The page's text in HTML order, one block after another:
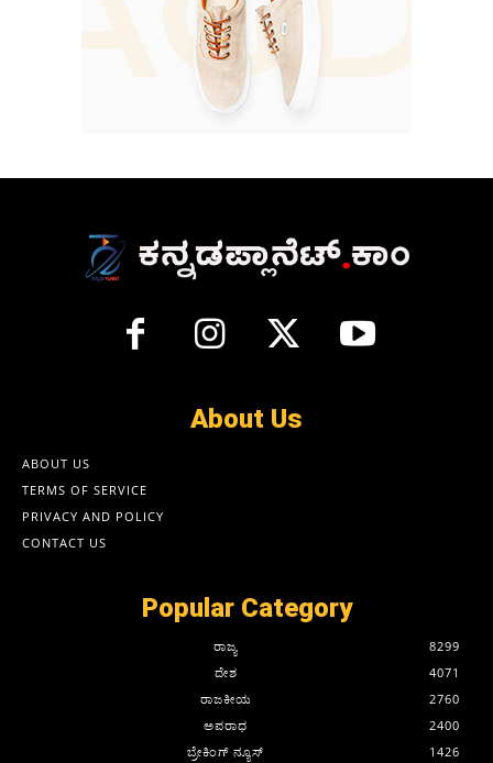
About Us
ABOUT US
TERMS OF SERVICE
PRIVACY AND POLICY
CONTACT US
Popular Category
ರಾಜ್ಯ
8299
ದೇಶ
4071
ರಾಜಕೀಯ
2760
ಅಪರಾಧ
2400
ಬ್ರೇಕಿಂಗ್ ನ್ಯೂಸ್
1426